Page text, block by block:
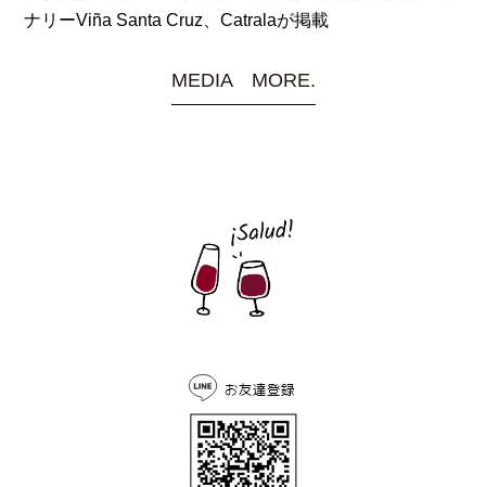
ナリーViña Santa Cruz、Catralaが掲載
MEDIA MORE.